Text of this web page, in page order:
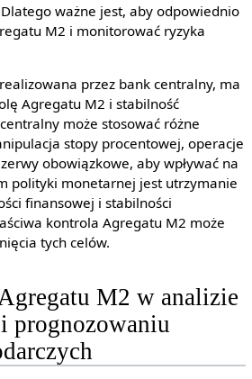
ważne jest, aby odpowiednio
M2 i monitorować ryzyka
przez bank centralny, ma
Agregatu M2 i stabilność
może stosować różne
stopy procentowej, operacje
obowiązkowe, aby wpływać na
polityki monetarnej jest utrzymanie
finansowej i stabilności
kontrola Agregatu M2 może
tych celów.
M2 w analizie
prognozowaniu